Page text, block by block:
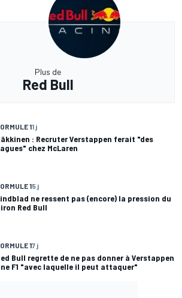
Plus de
Red Bull
11 j
: Recruter Verstappen ferait "des
chez McLaren
15 j
ne ressent pas (encore) la pression du
Red Bull
17 j
Bull regrette de ne pas donner à Verstappen
F1 "avec laquelle il peut attaquer"